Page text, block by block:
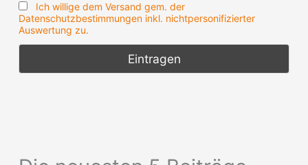
Ich willige dem Versand gem. der
Datenschutzbestimmungen inkl. nichtpersonifizierter
Auswertung zu.